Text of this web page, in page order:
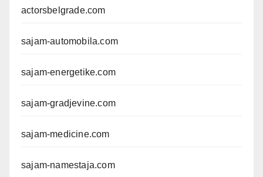
actorsbelgrade.com
sajam-automobila.com
sajam-energetike.com
sajam-gradjevine.com
sajam-medicine.com
sajam-namestaja.com